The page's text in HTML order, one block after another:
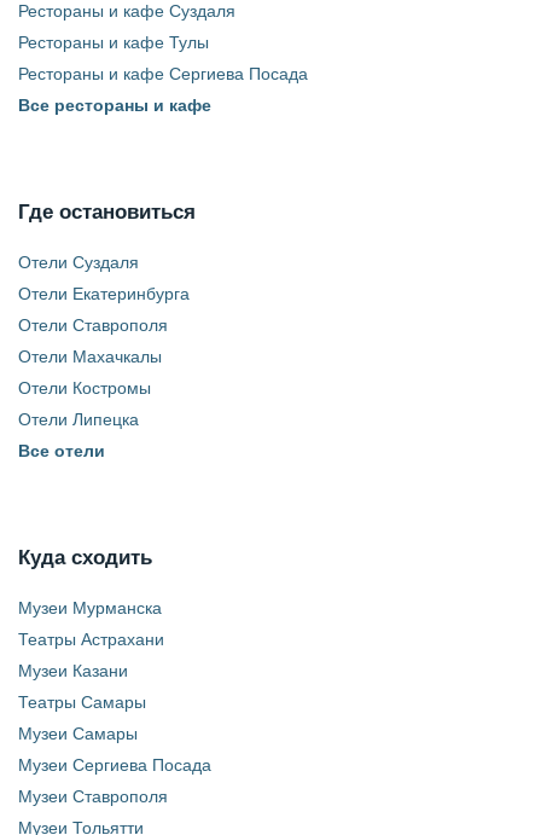
Рестораны и кафе Суздаля
Рестораны и кафе Тулы
Рестораны и кафе Сергиева Посада
Все рестораны и кафе
Где остановиться
Отели Суздаля
Отели Екатеринбурга
Отели Ставрополя
Отели Махачкалы
Отели Костромы
Отели Липецка
Все отели
Куда сходить
Музеи Мурманска
Театры Астрахани
Музеи Казани
Театры Самары
Музеи Самары
Музеи Сергиева Посада
Музеи Ставрополя
Музеи Тольятти